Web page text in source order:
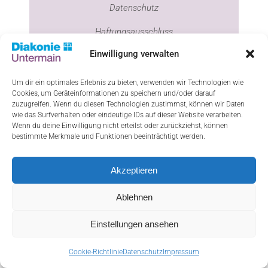
Einwilligung verwalten
Um dir ein optimales Erlebnis zu bieten, verwenden wir Technologien wie
Cookies, um Geräteinformationen zu speichern und/oder darauf
zuzugreifen. Wenn du diesen Technologien zustimmst, können wir Daten
wie das Surfverhalten oder eindeutige IDs auf dieser Website verarbeiten.
Wenn du deine Einwilligung nicht erteilst oder zurückziehst, können
bestimmte Merkmale und Funktionen beeinträchtigt werden.
Akzeptieren
Ablehnen
Einstellungen ansehen
Cookie-RichtlinieDatenschutz Impressum
Datenschutz
Haftungsausschluss
Cookie-Richtlinie (EU)
ResponsiveVoice-NonCommerciallicensed
under